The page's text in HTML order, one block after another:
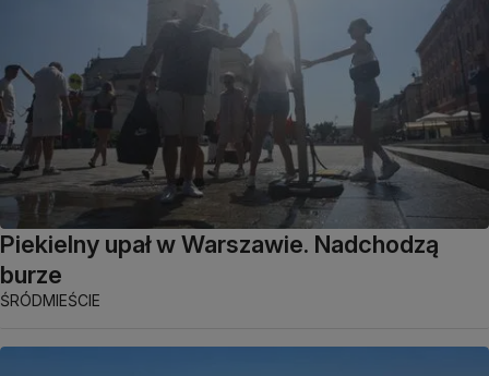
Piekielny upał w Warszawie. Nadchodzą
burze
ŚRÓDMIEŚCIE